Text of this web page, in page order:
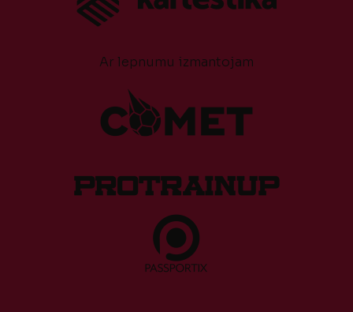
Ar lepnumu izmantojam